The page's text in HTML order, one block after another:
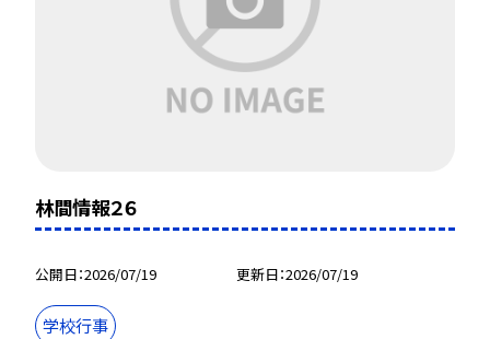
林間情報２６
公開日 2026/07/19 更新日 2026/07/19
学校行事